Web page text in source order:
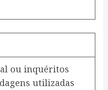
ou inquéritos
utilizadas